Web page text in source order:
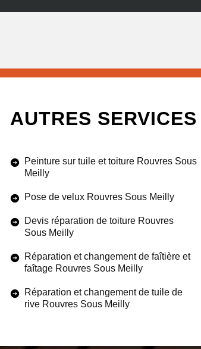
AUTRES SERVICES
Peinture sur tuile et toiture Rouvres Sous
Meilly
Pose de velux Rouvres Sous Meilly
Devis réparation de toiture Rouvres
Sous Meilly
Réparation et changement de faîtière et
faîtage Rouvres Sous Meilly
Réparation et changement de tuile de
rive Rouvres Sous Meilly